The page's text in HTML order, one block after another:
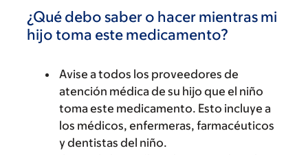
¿Qué debo saber o hacer mientras mi
hijo toma este medicamento?
Avise a todos los proveedores de
atención médica de su hijo que el niño
toma este medicamento. Esto incluye a
los médicos, enfermeras, farmacéuticos
y dentistas del niño.